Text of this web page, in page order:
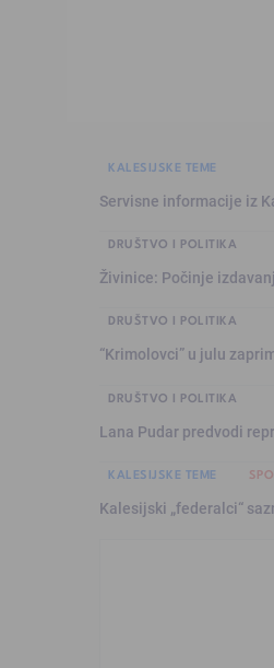
KALESIJSKE TEME
Servisne informacije iz
DRUŠTVO I POLITIKA
Živinice: Počinje
DRUŠTVO I POLITIKA
“Krimolovci” u julu
DRUŠTVO I POLITIKA
Lana Pudar predvodi
KALESIJSKE TEME
Kalesijski „federalci“